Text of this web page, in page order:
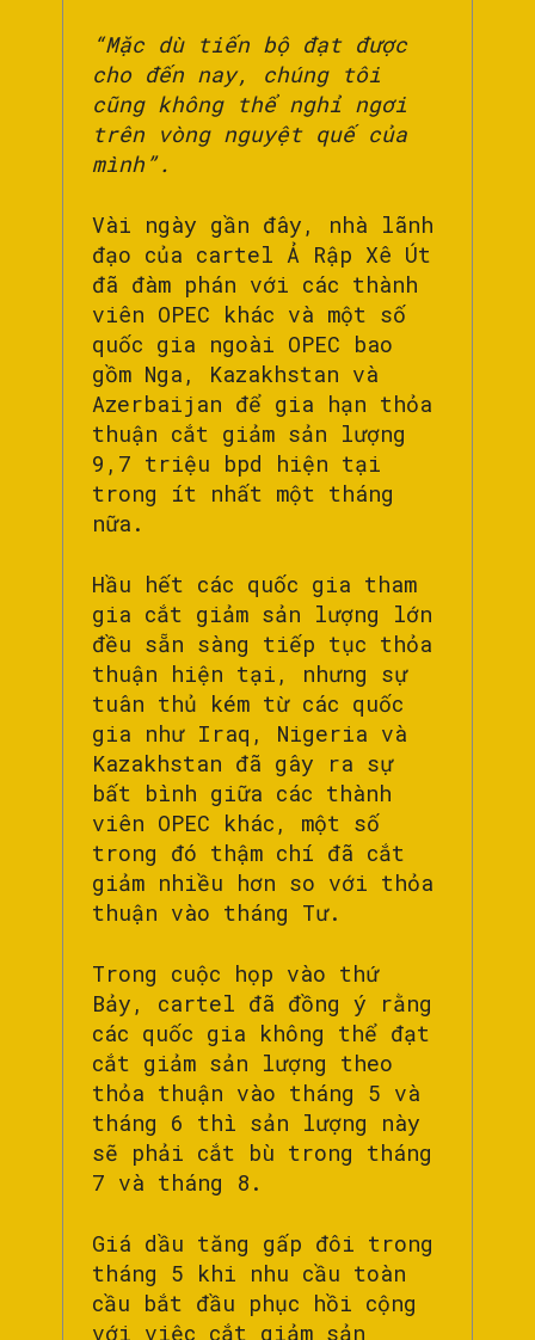
“Mặc dù tiến bộ đạt được
cho đến nay, chúng tôi
cũng không thể nghỉ ngơi
trên vòng nguyệt quế của
mình”.
Vài ngày gần đây, nhà lãnh
đạo của cartel Ả Rập Xê Út
đã đàm phán với các thành
viên OPEC khác và một số
quốc gia ngoài OPEC bao
gồm Nga, Kazakhstan và
Azerbaijan để gia hạn thỏa
thuận cắt giảm sản lượng
9,7 triệu bpd hiện tại
trong ít nhất một tháng
nữa.
Hầu hết các quốc gia tham
gia cắt giảm sản lượng lớn
đều sẵn sàng tiếp tục thỏa
thuận hiện tại, nhưng sự
tuân thủ kém từ các quốc
gia như Iraq, Nigeria và
Kazakhstan đã gây ra sự
bất bình giữa các thành
viên OPEC khác, một số
trong đó thậm chí đã cắt
giảm nhiều hơn so với thỏa
thuận vào tháng Tư.
Trong cuộc họp vào thứ
Bảy, cartel đã đồng ý rằng
các quốc gia không thể đạt
cắt giảm sản lượng theo
thỏa thuận vào tháng 5 và
tháng 6 thì sản lượng này
sẽ phải cắt bù trong tháng
7 và tháng 8.
Giá dầu tăng gấp đôi trong
tháng 5 khi nhu cầu toàn
cầu bắt đầu phục hồi cộng
với việc cắt giảm sản